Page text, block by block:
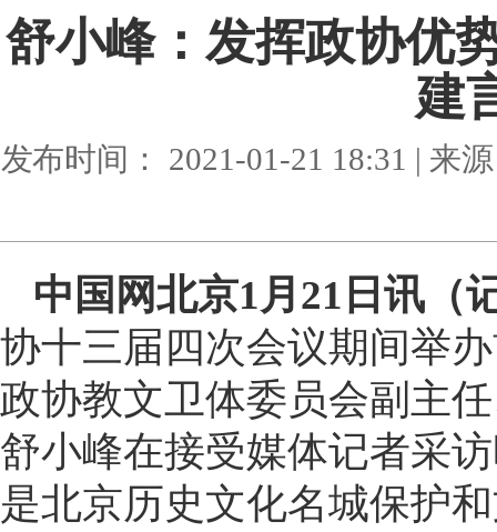
舒小峰：发挥政协优
建
发布时间： 2021-01-21 18:31 | 来
中国网北京1月21日讯（
协十三届四次会议期间举
政协教文卫体委员会副主
舒小峰在接受媒体记者采
是北京历史文化名城保护